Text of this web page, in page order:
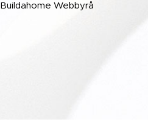
Buildahome Webbyrå